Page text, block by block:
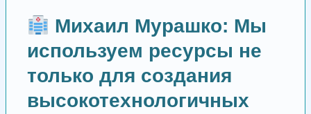
Михаил Мурашко: Мы
используем ресурсы не
только для создания
высокотехнологичных